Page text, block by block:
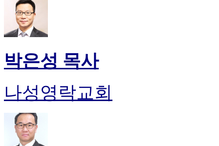
박은성 목사
나성영락교회